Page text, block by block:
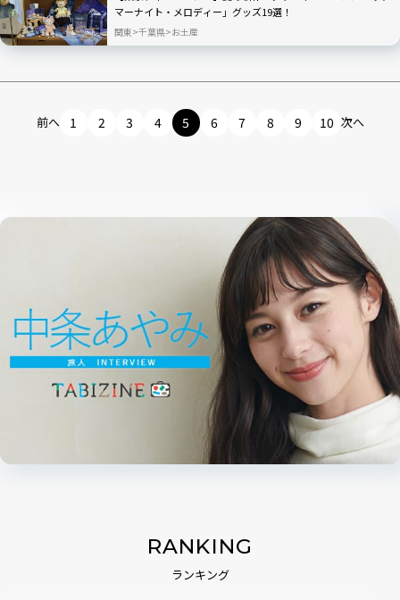
マーナイト・メロディー」グッズ19選！
関東 千葉県 お土産
前へ 1 2 3 4 5 6 7 8 9 10 次へ
RANKING
ランキング